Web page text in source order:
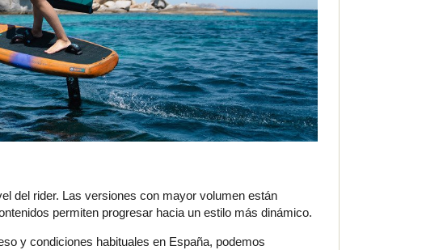
del rider. Las versiones con mayor volumen están
permiten progresar hacia un estilo más dinámico.
y condiciones habituales en España, podemos